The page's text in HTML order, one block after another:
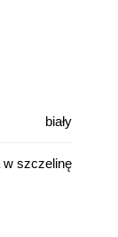
biały
w szczelinę